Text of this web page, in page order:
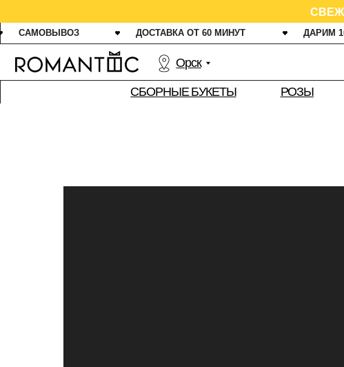
СВЕЖИЕ
ДОСТАВКА ОТ 60 МИНУТ ДАРИМ 10%
САМОВЫВОЗ
СБОРНЫЕ БУКЕТЫ
Орск
РОЗЫ